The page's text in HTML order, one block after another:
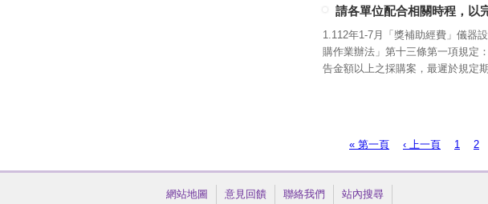
(2)112年07月01日-112年07月25
07月27日產生之單據，必須當日完
(3)當期(當年度)因逾期未能核銷案
四、相關單據核銷請各負責同仁、
中心續辦。
請各單位配合相關時程，以
1.112年1-7月「獎補助經費」儀器
購作業辦法」第十三條第一項規定
告金額以上之採購案，最遲於規定
請。故請各單位儘早完成112年1-7
費。
3.依據109學年度獎補助經費專責
頁面« 第一頁 ‹ 上一頁 1 2
網站地圖 意見回饋 聯絡我們 站內搜尋